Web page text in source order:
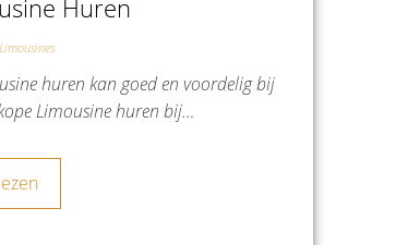
Huren
huren kan goed en voordelig bij
Limousine huren bij…